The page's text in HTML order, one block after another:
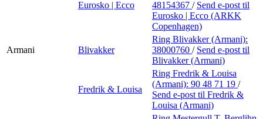
Eurosko | Ecco
48154367 / Send e-post til
Eurosko | Ecco (ARKK
Copenhagen)
Armani Blivakker
Ring Blivakker (Armani):
38000760 / Send e-post til
Blivakker (Armani)
Fredrik & Louisa
Ring Fredrik & Louisa
(Armani): 90 48 71 19 /
Send e-post til Fredrik &
Louisa (Armani)